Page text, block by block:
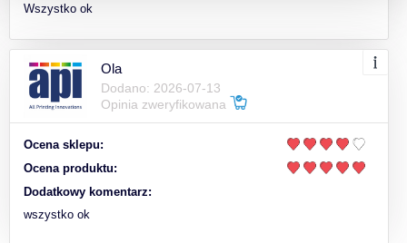
Wszystko ok
Ola
Dodano: 2026-07-13
Opinia zweryfikowana
Ocena sklepu:
Ocena produktu:
Dodatkowy komentarz:
wszystko ok